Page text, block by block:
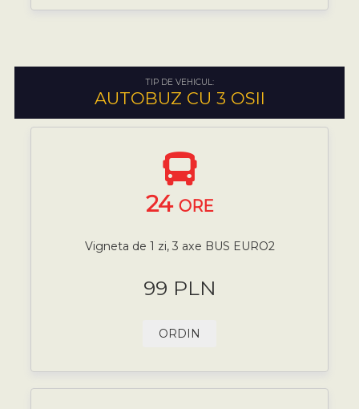
TIP DE VEHICUL:
AUTOBUZ CU 3 OSII
24 ORE
Vigneta de 1 zi, 3 axe BUS EURO2
99 PLN
ORDIN